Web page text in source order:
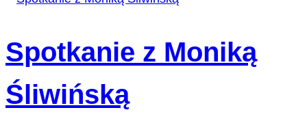
Spotkanie z Moniką
Śliwińską